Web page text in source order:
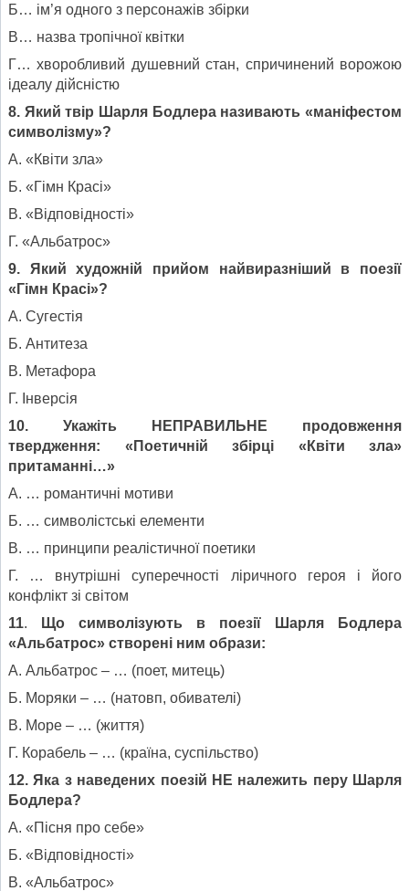
Б… ім’я одного з персонажів збірки
В… назва тропічної квітки
Г… хворобливий душевний стан, спричинений ворожою
ідеалу дійсністю
8. Який твір Шарля Бодлера називають «маніфестом
символізму»?
А. «Квіти зла»
Б. «Гімн Красі»
В. «Відповідності»
Г. «Альбатрос»
9. Який художній прийом найвиразніший в поезії
«Гімн Красі»?
А. Сугестія
Б. Антитеза
В. Метафора
Г. Інверсія
10. Укажіть НЕПРАВИЛЬНЕ продовження
твердження: «Поетичній збірці «Квіти зла»
притаманні…»
А. … романтичні мотиви
Б. … символістські елементи
В. … принципи реалістичної поетики
Г. … внутрішні суперечності ліричного героя і його
конфлікт зі світом
11.
Що символізують в поезії Шарля Бодлера
«Альбатрос» створені ним образи:
А. Альбатрос – … (поет, митець)
Б. Моряки – … (натовп, обивателі)
В. Море – … (життя)
Г. Корабель – … (країна, суспільство)
12. Яка з наведених поезій НЕ належить перу Шарля
Бодлера?
А. «Пісня про себе»
Б. «Відповідності»
В. «Альбатрос»